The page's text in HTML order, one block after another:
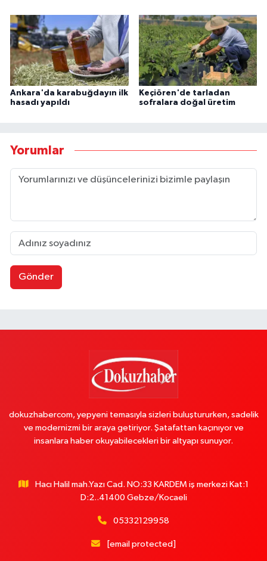
Ankara'da karabuğdayın ilk
hasadı yapıldı
Keçiören'de tarladan
sofralara doğal üretim
Yorumlar
Gönder
dokuzhabercom, yepyeni temasıyla sizleri buluştururken, sadelik
ve modernizmi bir araya getiriyor. Şatafattan kaçınıyor ve
insanlara haber okuyabilecekleri bir altyapı sunuyor.
Hacı Halil mah.Yazı Cad. NO:33 KARDEM iş merkezi Kat:1
D:2..41400 Gebze/Kocaeli
05332129958
[email protected]